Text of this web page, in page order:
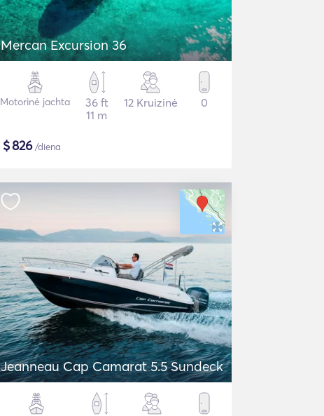
Mercan Excursion 36
Motorinė jachta
36 ft
11 m
12 Kruizinė 0
$826/diena
Jeanneau Cap Camarat 5.5 Sundeck